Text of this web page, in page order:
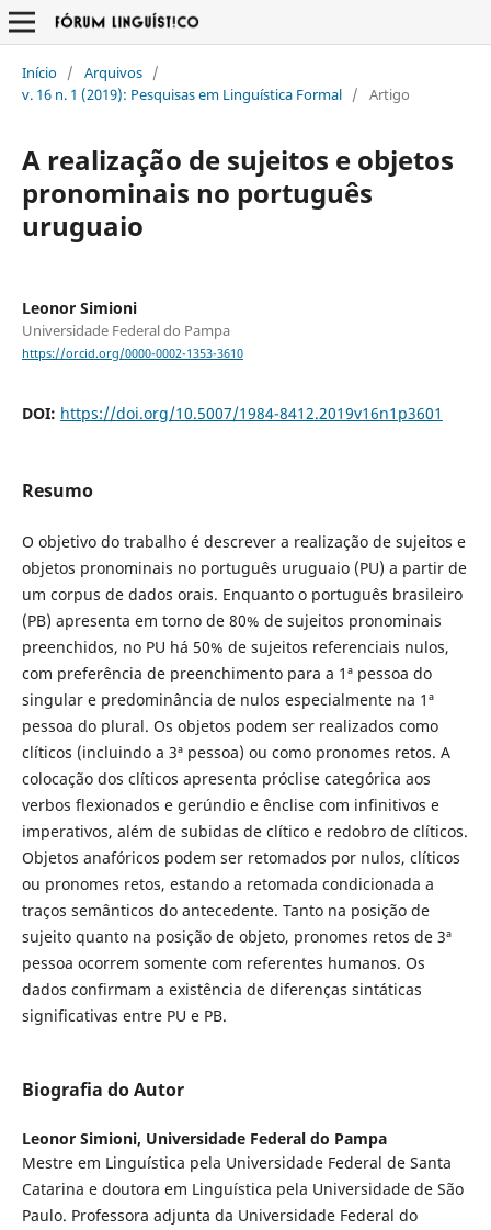
Início / Arquivos /
v. 16 n. 1 (2019): Pesquisas em Linguística Formal / Artigo
A realização de sujeitos e objetos
pronominais no português
uruguaio
Leonor Simioni
Universidade Federal do Pampa
https://orcid.org/0000-0002-1353-3610
DOI: https://doi.org/10.5007/1984-8412.2019v16n1p3601
Resumo
O objetivo do trabalho é descrever a realização de sujeitos e
objetos pronominais no português uruguaio (PU) a partir de
um corpus de dados orais. Enquanto o português brasileiro
(PB) apresenta em torno de 80% de sujeitos pronominais
preenchidos, no PU há 50% de sujeitos referenciais nulos,
com preferência de preenchimento para a 1ª pessoa do
singular e predominância de nulos especialmente na 1ª
pessoa do plural. Os objetos podem ser realizados como
clíticos (incluindo a 3ª pessoa) ou como pronomes retos. A
colocação dos clíticos apresenta próclise categórica aos
verbos flexionados e gerúndio e ênclise com infinitivos e
imperativos, além de subidas de clítico e redobro de clíticos.
Objetos anafóricos podem ser retomados por nulos, clíticos
ou pronomes retos, estando a retomada condicionada a
traços semânticos do antecedente. Tanto na posição de
sujeito quanto na posição de objeto, pronomes retos de 3ª
pessoa ocorrem somente com referentes humanos. Os
dados confirmam a existência de diferenças sintáticas
significativas entre PU e PB.
Biografia do Autor
Leonor Simioni, Universidade Federal do Pampa
Mestre em Linguística pela Universidade Federal de Santa
Catarina e doutora em Linguística pela Universidade de São
Paulo. Professora adjunta da Universidade Federal do